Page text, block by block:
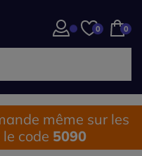
0 0
même sur les
code 5090